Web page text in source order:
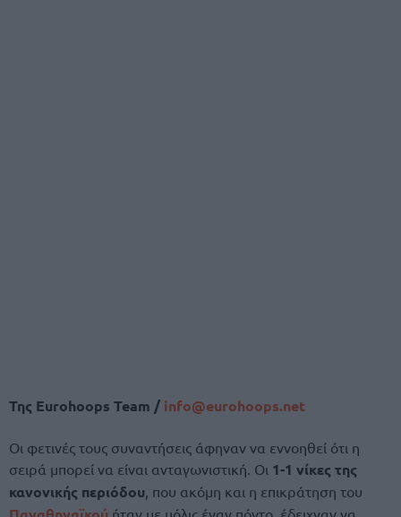
Της Eurohoops Team / info@eurohoops.net
Οι φετινές τους συναντήσεις άφηναν να εννοηθεί ότι η
σειρά μπορεί να είναι ανταγωνιστική. Οι 1-1 νίκες της
κανονικής περιόδου, που ακόμη και η επικράτηση του